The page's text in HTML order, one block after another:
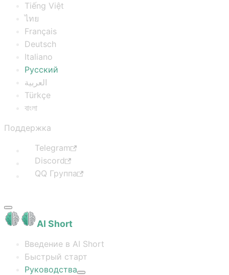
Tiếng Việt
ไทย
Français
Deutsch
Italiano
Русский
العربية
Türkçe
বাংলা
Поддержка
Telegram
Discord
QQ Группа
AI Short
Введение в AI Short
Быстрый старт
Руководства